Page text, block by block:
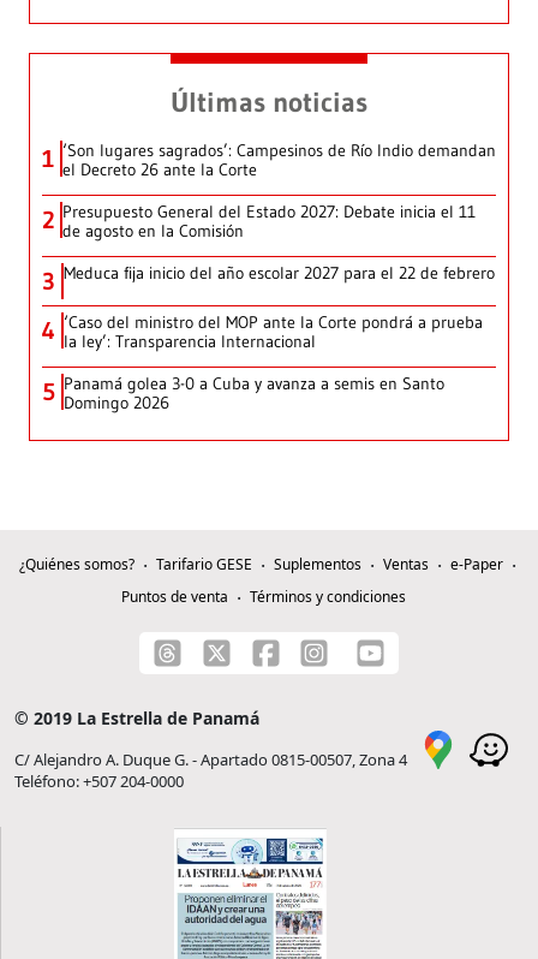
Últimas noticias
1 ‘Son lugares sagrados’: Campesinos de Río Indio demandan
el Decreto 26 ante la Corte
2 Presupuesto General del Estado 2027: Debate inicia el 11
de agosto en la Comisión
3 Meduca fija inicio del año escolar 2027 para el 22 de febrero
4 ‘Caso del ministro del MOP ante la Corte pondrá a prueba
la ley’: Transparencia Internacional
5 Panamá golea 3-0 a Cuba y avanza a semis en Santo
Domingo 2026
¿Quiénes somos? Tarifario GESE Suplementos Ventas
e-Paper
Puntos de venta
Términos y condiciones
© 2019 La Estrella de Panamá
C/ Alejandro A. Duque G. - Apartado 0815-00507, Zona 4
Teléfono: +507 204-0000